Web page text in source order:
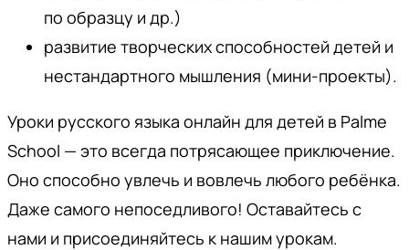
по образцу и др.)
развитие творческих способностей детей и
нестандартного мышления (мини-проекты).
Уроки русского языка онлайн для детей в Palme
School — это всегда потрясающее приключение.
Оно способно увлечь и вовлечь любого ребёнка.
Даже самого непоседливого! Оставайтесь с
нами и присоединяйтесь к нашим урокам.